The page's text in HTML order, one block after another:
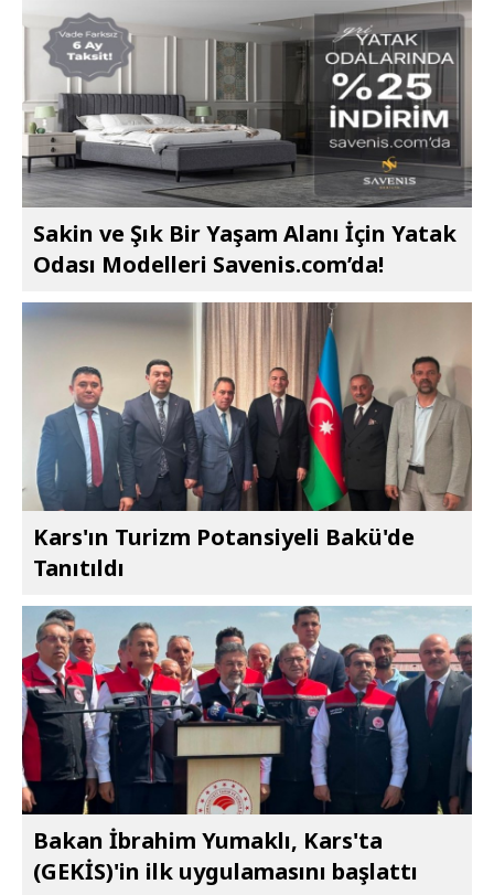
Sakin ve Şık Bir Yaşam Alanı İçin Yatak
Odası Modelleri Savenis.com’da!
Kars'ın Turizm Potansiyeli Bakü'de
Tanıtıldı
Bakan İbrahim Yumaklı, Kars'ta
(GEKİS)'in ilk uygulamasını başlattı